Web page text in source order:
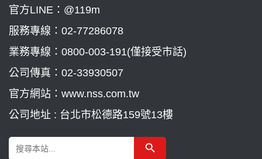
官方LINE：@119m
服務專線： 02-77286078
業務專線： 0800-003-191(僅接受市話)
公司傳真：02-33930507
官方網站：www.nss.com.tw
公司地址 : 台北市松德路159號13樓
Search
for:
Search Button